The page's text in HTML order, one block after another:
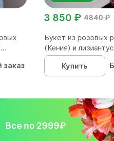
4840 ₽
3 850 ₽
Букет из розовых
(Кения) и
Купить
Все по 2999₽